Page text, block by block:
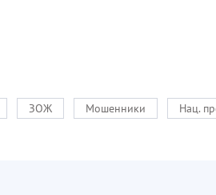
ЗОЖ Мошенники
Нац.